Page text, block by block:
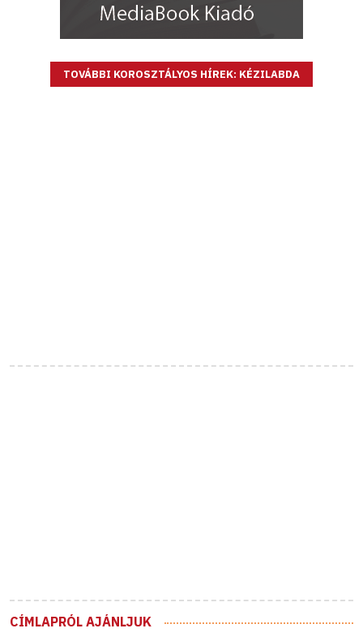
TOVÁBBI KOROSZTÁLYOS HÍREK: KÉZILABDA
CÍMLAPRÓL AJÁNLJUK